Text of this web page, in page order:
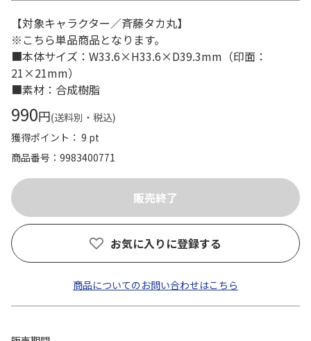
【対象キャラクター／斉藤タカ丸】
※こちら単品商品となります。
■本体サイズ：W33.6×H33.6×D39.3mm（印面：
21×21mm）
■素材：合成樹脂
990円(送料別・税込)
獲得ポイント： 9 pt
商品番号
9983400771
お気に入りに登録する
商品についてのお問い合わせはこちら